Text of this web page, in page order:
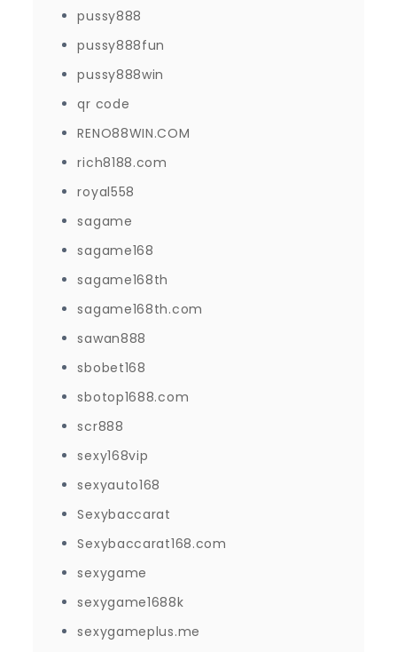
pussy888
pussy888fun
pussy888win
qr code
RENO88WIN.COM
rich8188.com
royal558
sagame
sagame168
sagame168th
sagame168th.com
sawan888
sbobet168
sbotop1688.com
scr888
sexy168vip
sexyauto168
Sexybaccarat
Sexybaccarat168.com
sexygame
sexygame1688k
sexygameplus.me